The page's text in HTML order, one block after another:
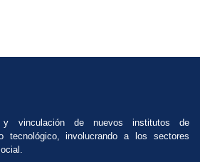
y vinculación de nuevos institutos de
tecnológico, involucrando a los sectores